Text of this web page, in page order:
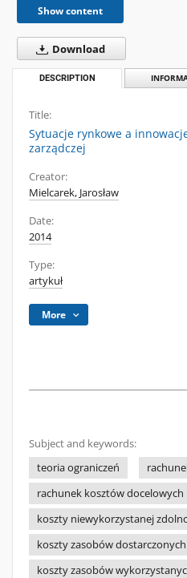
Show content
Download
DESCRIPTION
Title:
Sytuacje rynkowe a
zarządczej
Creator:
Mielcarek, Jarosław
Date:
2014
Type:
artykuł
More
Subject and keywords:
teoria ograniczeń
rachunek kosztów docelowych
koszty niewykorzystanej
koszty zasobów dostarczonych
koszty zasobów